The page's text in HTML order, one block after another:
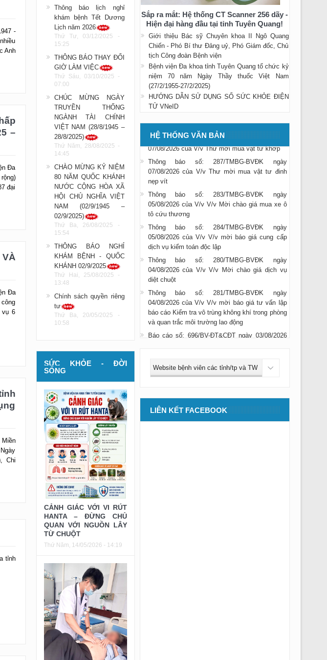
Bế mạc Giải cầu lông Công đoàn cơ sở Bệnh
khoa tỉnh Tuyên Quang Chào mừng kỷ niệm
nữ Việt Nam 20/10/2018
Anh
–
đại
vụ 6
Chi
tỉnh
Thông báo lịch nghỉ
khám bệnh Tết Dương
Lịch năm 2026
Thứ Tư, 03/12/2025 -
15:25
THÔNG BÁO THAY ĐỔI
GIỜ LÀM VIỆC
Thứ Sáu, 03/10/2025 -
07:00
CHÚC MỪNG NGÀY
TRUYỀN THỐNG
NGÀNH TÀI CHÍNH
VIỆT NAM (28/8/1945 –
28/8/2025)
Thứ Năm, 28/08/2025 -
14:45
CHÀO MỪNG KỶ NIỆM
80 NĂM QUỐC KHÁNH
NƯỚC CỘNG HÒA XÃ
HỘI CHỦ NGHĨA VIỆT
NAM (02/9/1945 –
02/9/2025)
Thứ Ba, 26/08/2025 -
15:54
THÔNG BÁO NGHỈ
KHÁM BỆNH - QUỐC
KHÁNH 02/9/2025
Thứ Hai, 25/08/2025 -
13:48
Chính sách quyền riêng
tư
Thứ Ba, 20/05/2025 -
10:58
SỨC KHỎE - ĐỜI
SỐNG
CẢNH GIÁC VỚI VI RÚT
HANTA – ĐỪNG CHỦ
QUAN VỚI NGUỒN LÂY
TỪ CHUỘT
Thứ Năm, 14/05/2026 - 14:19
Sắp ra mắt: Hệ thống CT Scanner 256 dãy -
Hiện đại hàng đầu tại tỉnh Tuyên Quang!
Giới thiệu Bác sỹ Chuyên khoa II Ngô Quang
Chiến - Phó Bí thư Đảng uỷ, Phó Giám đốc, Chủ
tịch Công đoàn Bệnh viện
Bệnh viện Đa khoa tỉnh Tuyên Quang tổ chức kỷ
niệm 70 năm Ngày Thầy thuốc Việt Nam
(27/2/1955-27/2/2025)
HƯỚNG DẪN SỬ DỤNG SỔ SỨC KHỎE ĐIỆN
TỬ VNeID
HỆ THỐNG VĂN BẢN
Thông báo số: 285/TMBG-BVĐK ngày
07/08/2026 của V/v Thư mời mua Thiết bị máy
Thông báo số: 286/TMBG-BVĐK ngày
07/08/2026 của V/v Thư mời mua vật tư khớp
Thông báo số: 287/TMBG-BVĐK ngày
07/08/2026 của V/v Thư mời mua vật tư đinh
nẹp vít
Thông báo số: 283/TMBG-BVĐK ngày
05/08/2026 của V/v V/v Mời chào giá mua xe ô
tô cứu thương
Thông báo số: 284/TMBG-BVĐK ngày
05/08/2026 của V/v V/v mời báo giá cung cấp
dịch vụ kiểm toán độc lập
Thông báo số: 280/TMBG-BVĐK ngày
04/08/2026 của V/v V/v Mời chào giá dịch vụ
diệt chuột
Thông báo số: 281/TMBG-BVĐK ngày
04/08/2026 của V/v V/v mời báo giá tư vấn lập
báo cáo Kiểm tra vô trùng không khí trong phòng
và quan trắc môi trường lao động
Báo cáo số: 696/BV-ĐT&CĐT ngày 03/08/2026
của V/v báo cáo danh sách học viên đăng ký
Thông báo số: 275/TMBG-BVĐK ngày
29/07/2026 của V/v V/v mời báo giá cung cấp
Thông báo số: 273/TMBG-BVĐK ngày
28/07/2026 của V/v V/v mời chào giá CCDC vật
LIÊN KẾT FACEBOOK